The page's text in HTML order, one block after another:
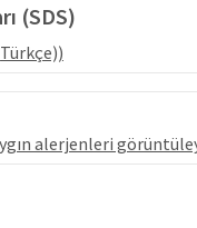
(SDS)
alerjenleri